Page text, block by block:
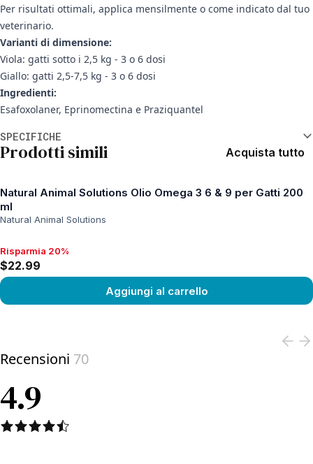
Per risultati ottimali, applica mensilmente o come indicato dal tuo
veterinario.
Varianti di dimensione:
Viola: gatti sotto i 2,5 kg - 3 o 6 dosi
Giallo: gatti 2,5-7,5 kg - 3 o 6 dosi
Ingredienti:
Esafoxolaner, Eprinomectina e Praziquantel
SPECIFICHE
Prodotti simili Acquista tutto
Natural Animal Solutions Olio Omega 3 6 & 9 per Gatti 200
ml
Natural Animal Solutions
Risparmia 20%, $22.99
Risparmia 20%
$22.99
Aggiungi al carrello
Recensioni 70
4.9